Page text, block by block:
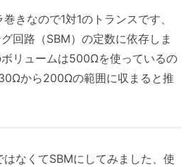
きなので1対1のトランスです、
回路（SBM）の定数に依存しま
リュームは500Ωを使っているの
から200Ωの範囲に収まると推
なくてSBMにしてみました、使